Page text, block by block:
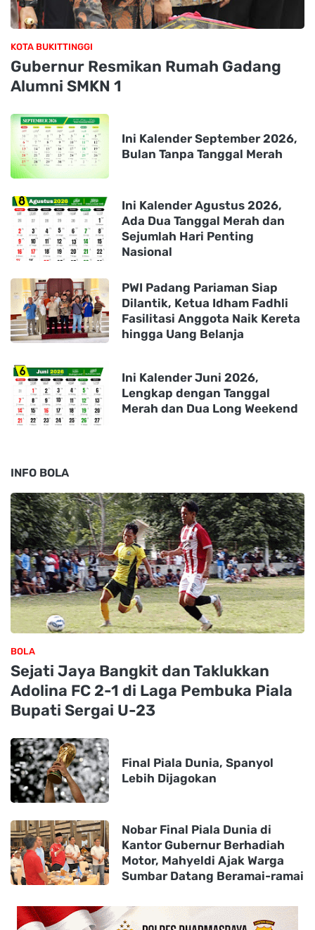
KOTA BUKITTINGGI
Gubernur Resmikan Rumah Gadang
Alumni SMKN 1
Ini Kalender September 2026,
Bulan Tanpa Tanggal Merah
Ini Kalender Agustus 2026,
Ada Dua Tanggal Merah dan
Sejumlah Hari Penting
Nasional
PWI Padang Pariaman Siap
Dilantik, Ketua Idham Fadhli
Fasilitasi Anggota Naik Kereta
hingga Uang Belanja
Ini Kalender Juni 2026,
Lengkap dengan Tanggal
Merah dan Dua Long Weekend
INFO BOLA
BOLA
Sejati Jaya Bangkit dan Taklukkan
Adolina FC 2-1 di Laga Pembuka Piala
Bupati Sergai U-23
Final Piala Dunia, Spanyol
Lebih Dijagokan
Nobar Final Piala Dunia di
Kantor Gubernur Berhadiah
Motor, Mahyeldi Ajak Warga
Sumbar Datang Beramai-ramai